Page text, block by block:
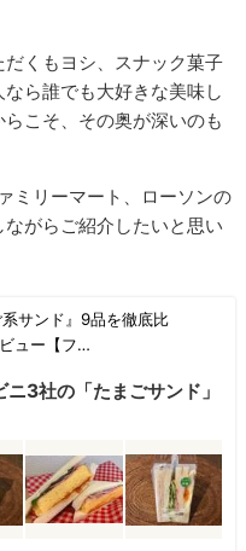
くもヨシ、スナック菓子
ら誰でも大好きな美味し
こそ、その奥が深いのも
ミリーマート、ローソンの
ながらご紹介したいと思い
系サンド』9品を徹底比
ュー【フ…
ニ3社の「たまごサンド」